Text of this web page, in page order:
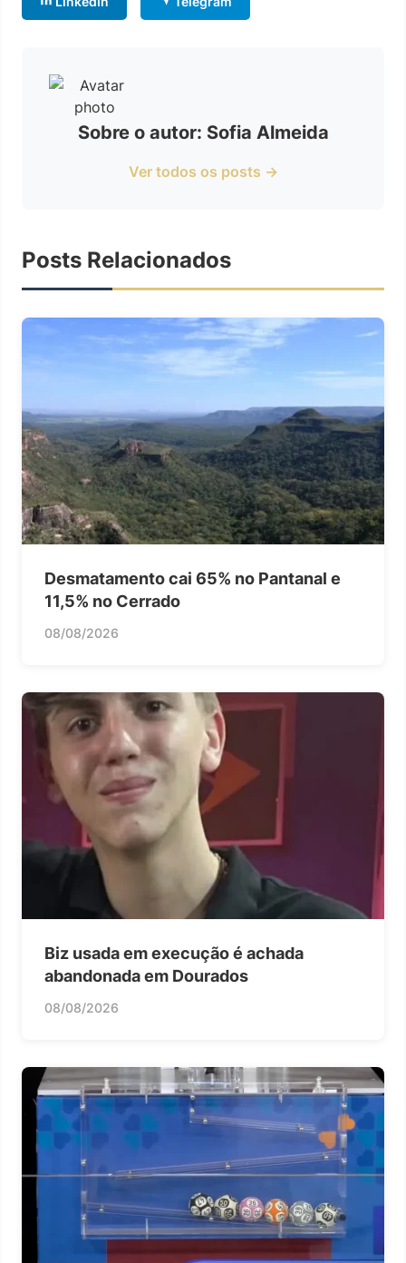
Sobre o autor: Sofia Almeida
Ver todos os posts →
Posts Relacionados
Desmatamento cai 65% no Pantanal e
11,5% no Cerrado
08/08/2026
Biz usada em execução é achada
abandonada em Dourados
08/08/2026